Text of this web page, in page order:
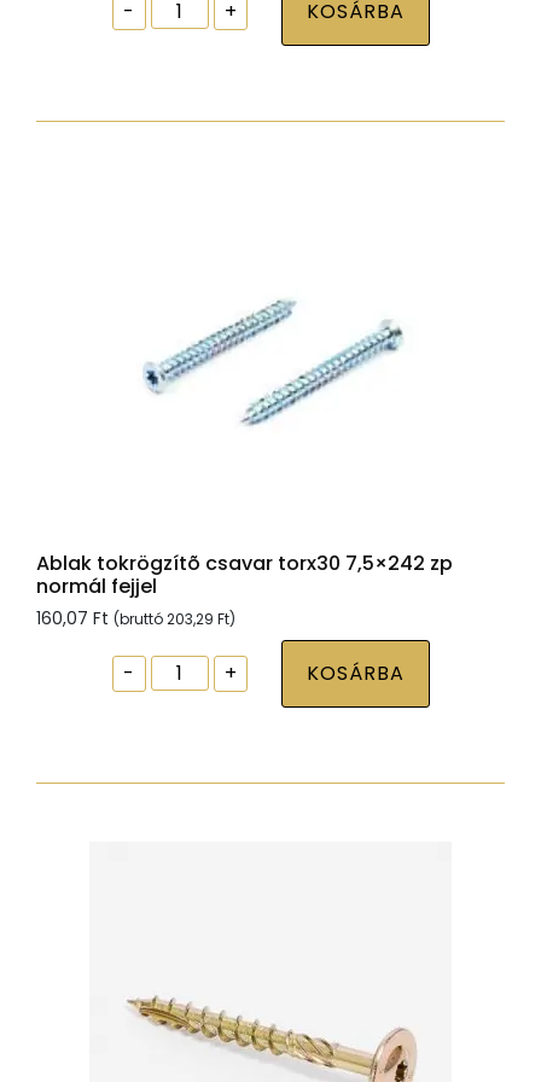
-
Ablak
tokrögzítõ
7,5x272
+ KOSÁRBA
Ablak tokrögzítõ csavar torx30 7,5×242 zp
normál fejjel
160,07 Ft (bruttó203,29 Ft)
-
Ablak
tokrögzítõ
7,5x242
+ KOSÁRBA